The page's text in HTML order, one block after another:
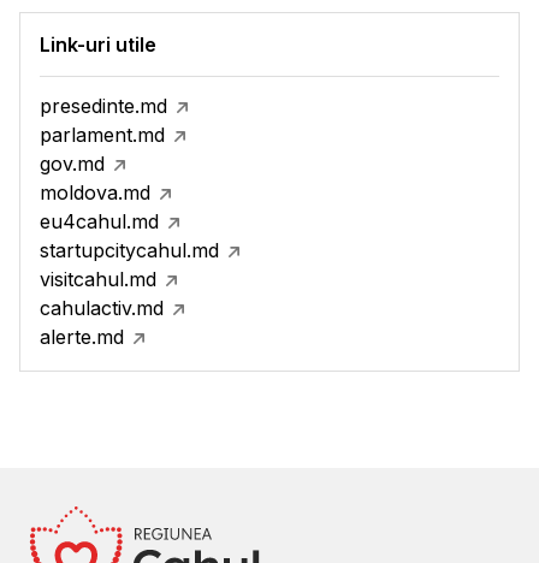
Link-uri utile
presedinte.md
parlament.md
gov.md
moldova.md
eu4cahul.md
startupcitycahul.md
visitcahul.md
cahulactiv.md
alerte.md